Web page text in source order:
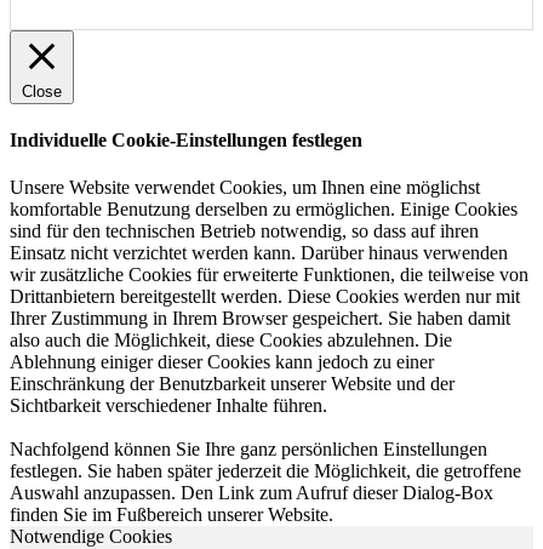
Close
Individuelle Cookie-Einstellungen festlegen
Unsere Website verwendet Cookies, um Ihnen eine möglichst
komfortable Benutzung derselben zu ermöglichen. Einige Cookies
sind für den technischen Betrieb notwendig, so dass auf ihren
Einsatz nicht verzichtet werden kann. Darüber hinaus verwenden
wir zusätzliche Cookies für erweiterte Funktionen, die teilweise von
Drittanbietern bereitgestellt werden. Diese Cookies werden nur mit
Ihrer Zustimmung in Ihrem Browser gespeichert. Sie haben damit
also auch die Möglichkeit, diese Cookies abzulehnen. Die
Ablehnung einiger dieser Cookies kann jedoch zu einer
Einschränkung der Benutzbarkeit unserer Website und der
Sichtbarkeit verschiedener Inhalte führen.
Nachfolgend können Sie Ihre ganz persönlichen Einstellungen
festlegen. Sie haben später jederzeit die Möglichkeit, die getroffene
Auswahl anzupassen. Den Link zum Aufruf dieser Dialog-Box
finden Sie im Fußbereich unserer Website.
Notwendige Cookies